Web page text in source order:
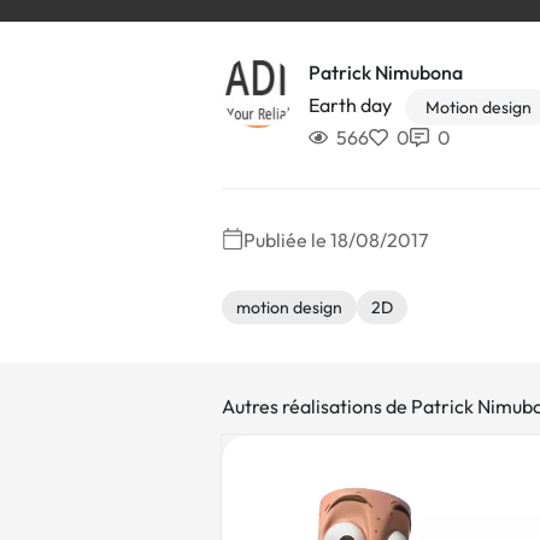
Patrick Nimubona
Earth day
Motion design
566 0 0
Publiée le 18/08/2017
motion design 2D
Autres réalisations de Patrick